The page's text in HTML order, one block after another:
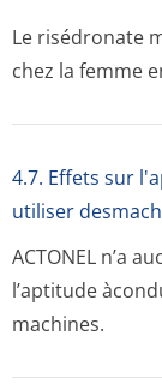
Le risédronate
chez la femme
4.7. Effets sur
utiliser
ACTONEL n’a
l’aptitude
machines.